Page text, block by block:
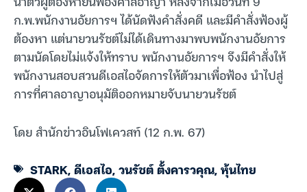
ก.พ.พนักงานอัยการฯ ได้นัดฟังคำสั่งคดี และมีคำสั่งฟ้องผู้
ต้องหา แต่นายวนรัชต์ไม่ได้เดินทางมาพบพนักงานอัยการ
ตามนัดโดยไม่แจ้งให้ทราบ พนักงานอัยการฯ จึงมีคำสั่งให้
พนักงานสอบสวนดีเอสไอจัดการให้ตัวมาเพื่อฟ้อง นำไปสู่
การที่ศาลอาญาอนุมัติออกหมายจับนายวนรัชต์
โดย สำนักข่าวอินโฟเควสท์ (12 ก.พ. 67)
STARK,ดีเอสไอ,วนรัชต์ ตั้งคารวคุณ,หุ้นไทย